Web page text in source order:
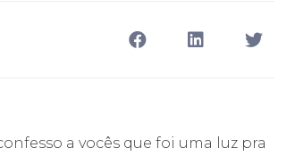
a vocês que foi uma luz pra